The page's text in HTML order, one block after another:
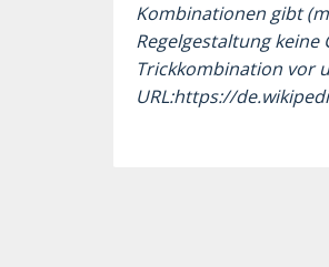
Kombinationen gibt
Regelgestaltung
Trickkombination vor
URL:https://